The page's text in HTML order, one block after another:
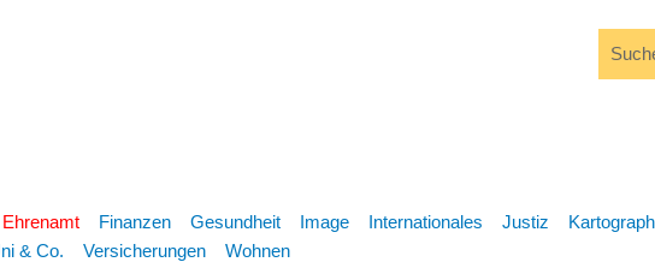
Ehrenamt Finanzen Gesundheit Image Internationales Justiz
& Co. Versicherungen Wohnen